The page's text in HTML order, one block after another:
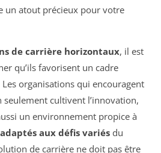
un atout précieux pour votre
de carrière horizontaux, il est
qu’ils favorisent un cadre
organisations qui encouragent
cultivent l’innovation,
un environnement propice à
aux défis variés du
de carrière ne doit pas être